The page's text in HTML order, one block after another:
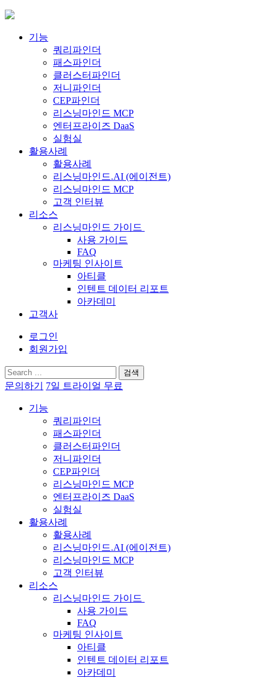
Skip
content기능
쿼리파인더
패스파인더
클러스터파인더
저니파인더
CEP파인더
리스닝마인드 MCP
엔터프라이즈 DaaS
실험실
활용사례
활용사례
리스닝마인드.AI (에이전트)
리스닝마인드 MCP
고객 인터뷰
리소스
리스닝마인드 가이드
사용 가이드
FAQ
마케팅 인사이트
아티클
인텐트 데이터 리포트
아카데미
고객사
로그인
회원가입
검
색:
문의하기 7일 트라이얼 무료
기능
쿼리파인더
패스파인더
클러스터파인더
저니파인더
CEP파인더
리스닝마인드 MCP
엔터프라이즈 DaaS
실험실
활용사례
활용사례
리스닝마인드.AI (에이전트)
리스닝마인드 MCP
고객 인터뷰
리소스
리스닝마인드 가이드
사용 가이드
FAQ
마케팅 인사이트
아티클
인텐트 데이터 리포트
아카데미